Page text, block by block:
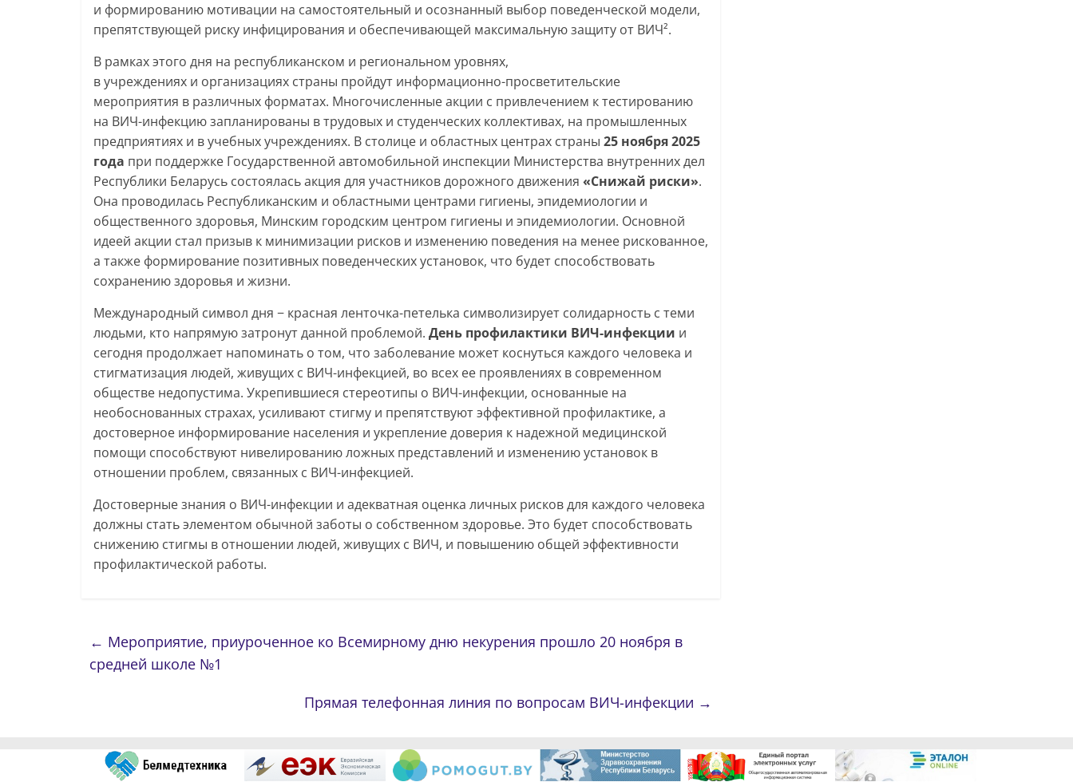
и формированию мотивации на самостоятельный и осознанный выбор поведенческой модели,
препятствующей риску инфицирования и обеспечивающей максимальную защиту от ВИЧ².
В рамках этого дня на республиканском и региональном уровнях,
в учреждениях и организациях страны пройдут информационно-просветительские
мероприятия в различных форматах. Многочисленные акции с привлечением к тестированию
на ВИЧ-инфекцию запланированы в трудовых и студенческих коллективах, на промышленных
предприятиях и в учебных учреждениях. В столице и областных центрах страны 25 ноября 2025
года при поддержке Государственной автомобильной инспекции Министерства внутренних дел
Республики Беларусь состоялась акция для участников дорожного движения «Снижай риски».
Она проводилась Республиканским и областными центрами гигиены, эпидемиологии и
общественного здоровья, Минским городским центром гигиены и эпидемиологии. Основной
идеей акции стал призыв к минимизации рисков и изменению поведения на менее рискованное,
а также формирование позитивных поведенческих установок, что будет способствовать
сохранению здоровья и жизни.
Международный символ дня − красная ленточка-петелька символизирует солидарность с теми
людьми, кто напрямую затронут данной проблемой. День профилактики ВИЧ-инфекции и
сегодня продолжает напоминать о том, что заболевание может коснуться каждого человека и
стигматизация людей, живущих с ВИЧ-инфекцией, во всех ее проявлениях в современном
обществе недопустима. Укрепившиеся стереотипы о ВИЧ-инфекции, основанные на
необоснованных страхах, усиливают стигму и препятствуют эффективной профилактике, а
достоверное информирование населения и укрепление доверия к надежной медицинской
помощи способствуют нивелированию ложных представлений и изменению установок в
отношении проблем, связанных с ВИЧ-инфекцией.
Достоверные знания о ВИЧ-инфекции и адекватная оценка личных рисков для каждого человека
должны стать элементом обычной заботы о собственном здоровье. Это будет способствовать
снижению стигмы в отношении людей, живущих с ВИЧ, и повышению общей эффективности
профилактической работы.
← Мероприятие, приуроченное ко Всемирному дню некурения прошло 20 ноября в
средней школе №1
Прямая телефонная линия по вопросам ВИЧ-инфекции →